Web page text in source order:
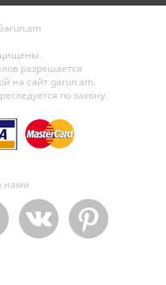
разрешается
на сайт garun.am.
по закону.
нами